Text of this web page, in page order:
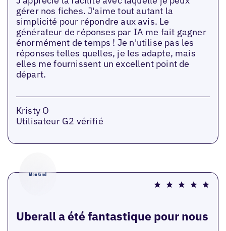
gérer nos fiches. J'aime tout autant la
simplicité pour répondre aux avis. Le
générateur de réponses par IA me fait gagner
énormément de temps ! Je n'utilise pas les
réponses telles quelles, je les adapte, mais
elles me fournissent un excellent point de
départ.
Kristy O
Utilisateur G2 vérifié
Uberall a été fantastique pour nous